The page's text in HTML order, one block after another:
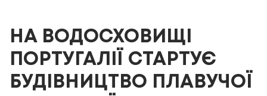
НА ВОДОСХОВИЩІ
ПОРТУГАЛІЇ СТАРТУЄ
БУДІВНИЦТВО ПЛАВУЧОЇ